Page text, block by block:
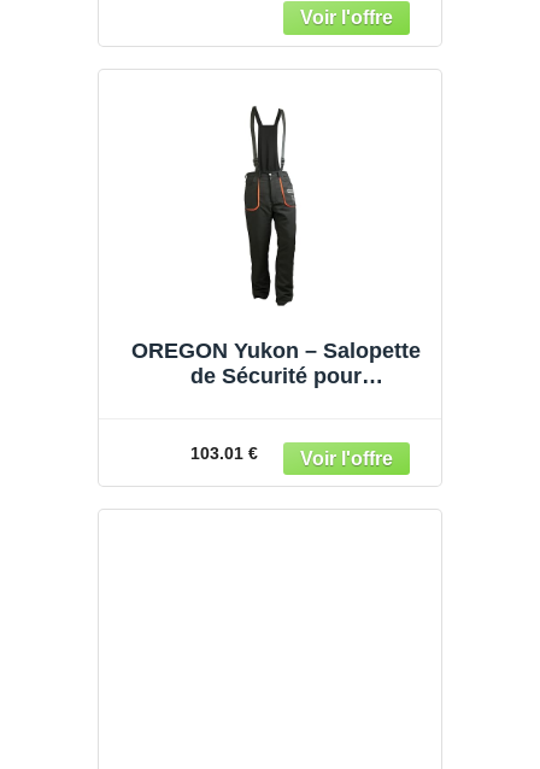
OREGON Yukon – Salopette
de Sécurité pour
103.01 €